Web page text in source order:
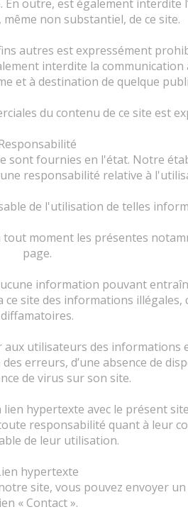
outre, est également
non substantiel, de ce site.
autres est expressément
interdite la
et à destination de quelque
du contenu de ce site est
sont fournies en l'état. Notre
responsabilité relative à
de l'utilisation de telles
moment les présentes
page.
information pouvant
site des informations
diffamatoires.
utilisateurs des informations
erreurs, d’une absence de
de virus sur son site.
hypertexte avec le présent
responsabilité quant à leur
de leur utilisation.
hypertexte
site, vous pouvez envoyer
« Contact ».